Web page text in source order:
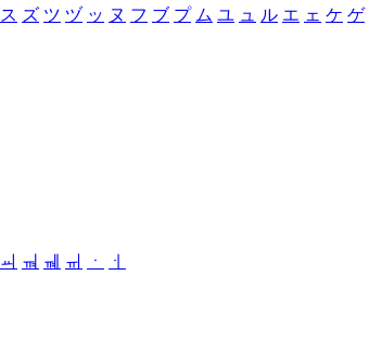
ス ズ ツ ヅ ッ ヌ フ ブ プ ム ユ ュ ル エ ェ ケ ゲ
ㆉ ㆊ ㆋ ㆌ ㆍ
ㆎ